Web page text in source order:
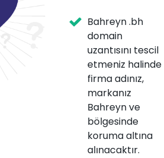
Bahreyn .bh
domain
uzantısını tescil
etmeniz halinde
firma adınız,
markanız
Bahreyn ve
bölgesinde
koruma altına
alınacaktır.